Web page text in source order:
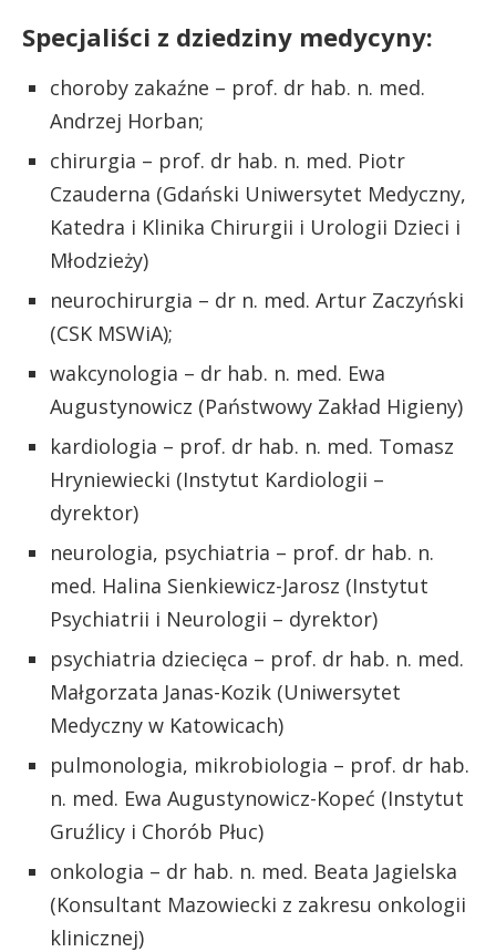
Specjaliści z dziedziny medycyny:
choroby zakaźne – prof. dr hab. n. med.
Andrzej Horban;
chirurgia – prof. dr hab. n. med. Piotr
Czauderna (Gdański Uniwersytet Medyczny,
Katedra i Klinika Chirurgii i Urologii Dzieci i
Młodzieży)
neurochirurgia – dr n. med. Artur Zaczyński
(CSK MSWiA);
wakcynologia – dr hab. n. med. Ewa
Augustynowicz (Państwowy Zakład Higieny)
kardiologia – prof. dr hab. n. med. Tomasz
Hryniewiecki (Instytut Kardiologii –
dyrektor)
neurologia, psychiatria – prof. dr hab. n.
med. Halina Sienkiewicz-Jarosz (Instytut
Psychiatrii i Neurologii – dyrektor)
psychiatria dziecięca – prof. dr hab. n. med.
Małgorzata Janas-Kozik (Uniwersytet
Medyczny w Katowicach)
pulmonologia, mikrobiologia – prof. dr hab.
n. med. Ewa Augustynowicz-Kopeć (Instytut
Gruźlicy i Chorób Płuc)
onkologia – dr hab. n. med. Beata Jagielska
(Konsultant Mazowiecki z zakresu onkologii
klinicznej)